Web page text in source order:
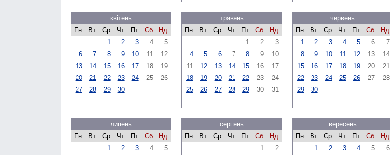
квітень
Пн
Вт Ср Чт Пт Сб
Нд
1
2 3 4
5
6
7 8 9 10 11
12
13
14 15 16 17 18
19
20
21 22 23 24 25
26
27
28 29 30
травень
Пн
Вт Ср Чт Пт Сб
Нд
1
2
3
4
5 6 7 8 9
10
11
12 13 14 15 16
17
18
19 20 21 22 23
24
25
26 27 28 29 30 31
червень
Пн
Вт Ср Чт Пт Сб
Нд
1
2 3 4 5 6
7
8
9 10 11 12 13
14
15
16 17 18 19 20
21
22
23 24 25 26 27
28
29
30
липень
Пн
Вт Ср Чт Пт Сб
Нд
1
2 3 4
5
серпень
Пн
Вт Ср Чт Пт Сб
Нд
1
2
вересень
Пн
Вт Ср Чт Пт Сб
Нд
1
2 3 4 5
6